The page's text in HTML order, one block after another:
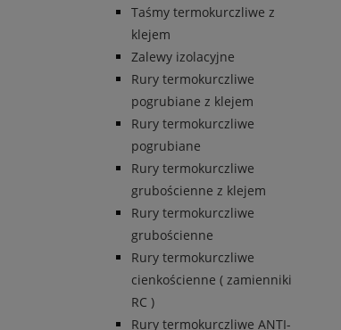
Taśmy termokurczliwe z
klejem
Zalewy izolacyjne
Rury termokurczliwe
pogrubiane z klejem
Rury termokurczliwe
pogrubiane
Rury termokurczliwe
grubościenne z klejem
Rury termokurczliwe
grubościenne
Rury termokurczliwe
cienkościenne ( zamienniki
RC )
Rury termokurczliwe ANTI-